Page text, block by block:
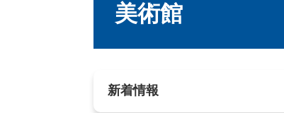
美術館
新着情報